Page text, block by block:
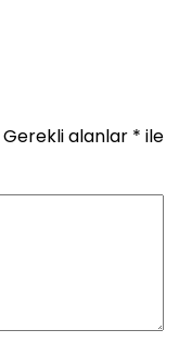
Gerekli alanlar * ile